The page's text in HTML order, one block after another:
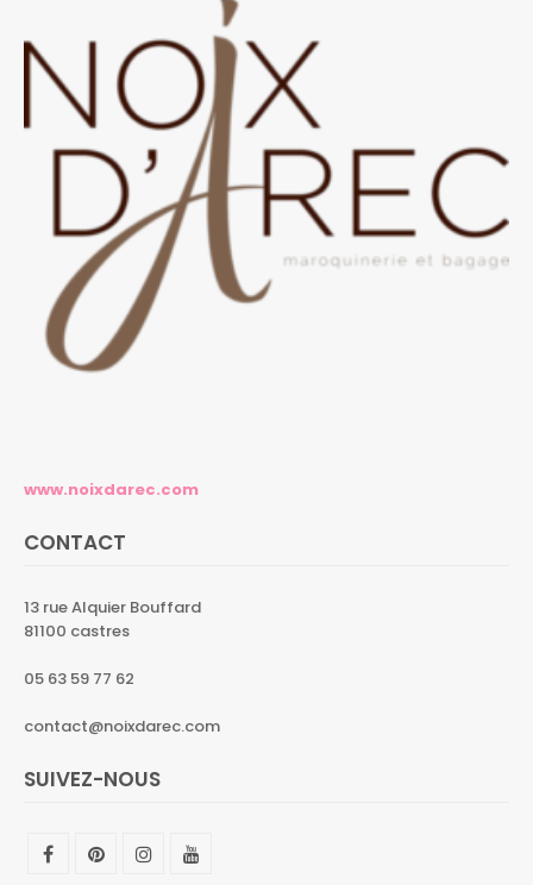
www.noixdarec.com
CONTACT
13 rue Alquier Bouffard
81100 castres
05 63 59 77 62
contact@noixdarec.com
SUIVEZ-NOUS